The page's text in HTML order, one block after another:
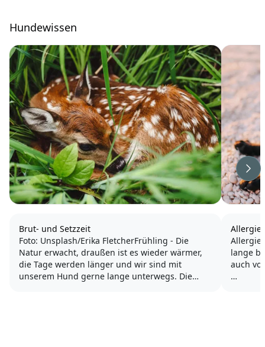
Hundewissen
Brut- und Setzzeit
Foto: Unsplash/Erika FletcherFrühling - Die
Natur erwacht, draußen ist es wieder wärmer,
die Tage werden länger und wir sind mit
unserem Hund gerne lange unterwegs. Die
lange
auch